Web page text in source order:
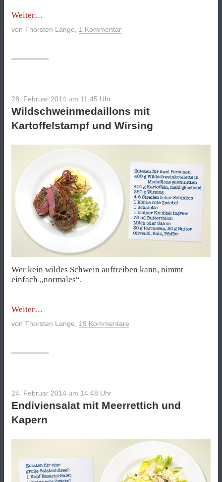
Weiter„Schokowaffeln“
von Thorsten Lange, 1 Kommentar
28. Februar 2014 um 11:45 Uhr
Wildschweinmedaillons mit
Kartoffelstampf und Wirsing
Wer kein wildes Schwein auftreiben kann, nimmt
einfach „normales“.
Weiter„Wildschweinmedaillons
Kartoffelstampf
von Thorsten Lange 19 Kommentare
24. Februar 2014 um 14:48 Uhr
Endiviensalat mit Meerrettich und
Kapern